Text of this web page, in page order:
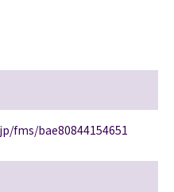
fms/bae80844154651